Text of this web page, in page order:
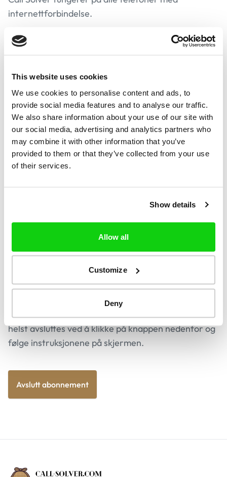
This website uses cookies
We use cookies to personalise content and ads, to
provide social media features and to analyse our traffic.
We also share information about your use of our site with
our social media, advertising and analytics partners who
may combine it with other information that you’ve
provided to them or that they’ve collected from your use
of their services.
Show details
Allow all
Customize
Deny
internettforbindelse.
minutter, og du vil motta en varsling umiddelbart
etter at den tredje parten har gitt sitt samtykke.
Hvor mye koster tjenesten?
som helst.
Hvordan kan jeg kansellere
abonnementet?
Abonnementet er uten forpliktelser og kan når som
helst avsluttes ved å klikke på knappen nedenfor og
følge instruksjonene på skjermen.
Avslutt abonnement